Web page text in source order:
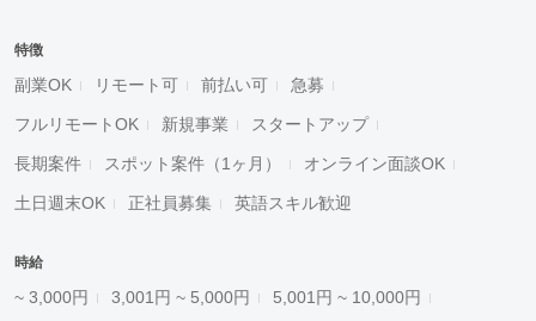
特徴
副業OK リモート可 前払い可 急募
フルリモートOK 新規事業 スタートアップ
長期案件 スポット案件（1ヶ月） オンライン面談OK
土日週末OK 正社員募集 英語スキル歓迎
時給
~ 3,000円 3,001円 ~ 5,000円 5,001円 ~ 10,000円